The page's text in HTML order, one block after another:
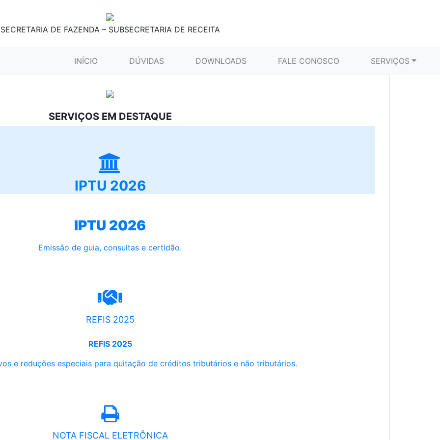
SECRETARIA DE FAZENDA – SUBSECRETARIA DE RECEITA
INÍCIO (CURRENT)DÚVIDAS DOWNLOADS FALE CONOSCO SERVIÇOS
SERVIÇOS EM DESTAQUE
IPTU 2026
IPTU 2026
Emissão de guia, consultas e certidão.
REFIS 2025
REFIS 2025
e reduções especiais para quitação de créditos tributários e não tributários.
NOTA FISCAL ELETRÔNICA